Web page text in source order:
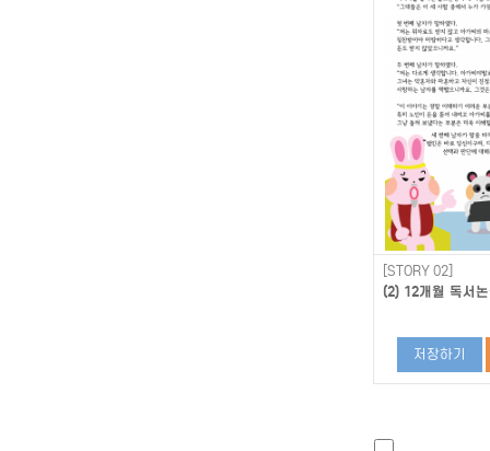
[STORY 02]
(2) 12개월 독서
저장하기